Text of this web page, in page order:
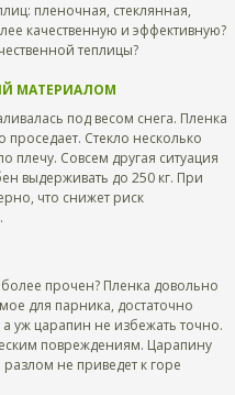
пленочная, стеклянная,
качественную и эффективную?
теплицы?
МАТЕРИАЛОМ
под весом снега. Пленка
Стекло несколько
плечу. Совсем другая ситуация
выдерживать до 250 кг. При
что снижет риск
прочен? Пленка довольно
для парника, достаточно
уж царапин не избежать точно.
повреждениям. Царапину
не приведет к горе